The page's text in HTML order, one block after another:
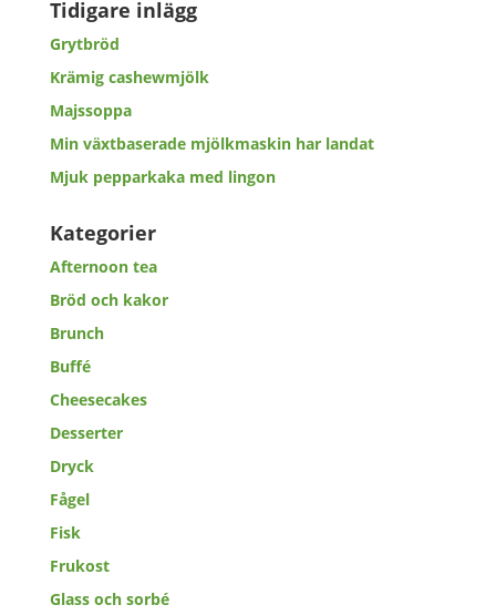
Tidigare inlägg
Grytbröd
Krämig cashewmjölk
Majssoppa
Min växtbaserade mjölkmaskin har landat
Mjuk pepparkaka med lingon
Kategorier
Afternoon tea
Bröd och kakor
Brunch
Buffé
Cheesecakes
Desserter
Dryck
Fågel
Fisk
Frukost
Glass och sorbé